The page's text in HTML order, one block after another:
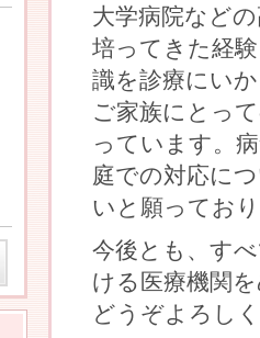
大学病院など
培ってきた経
識を診療にい
ご家族にとっ
っています。
庭での対応に
いと願ってお
今後とも、す
ける医療機関
どうぞよろし